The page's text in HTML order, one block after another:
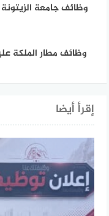
إقرأ أيضا